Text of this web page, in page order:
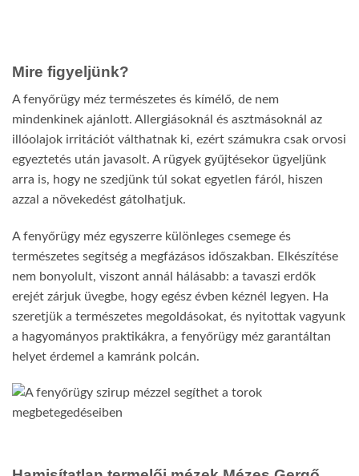
Mire figyeljünk?
A fenyőrügy méz természetes és kímélő, de nem
mindenkinek ajánlott. Allergiásoknál és asztmásoknál az
illóolajok irritációt válthatnak ki, ezért számukra csak orvosi
egyeztetés után javasolt. A rügyek gyűjtésekor ügyeljünk
arra is, hogy ne szedjünk túl sokat egyetlen fáról, hiszen
azzal a növekedést gátolhatjuk.
A fenyőrügy méz egyszerre különleges csemege és
természetes segítség a megfázásos időszakban. Elkészítése
nem bonyolult, viszont annál hálásabb: a tavaszi erdők
erejét zárjuk üvegbe, hogy egész évben kéznél legyen. Ha
szeretjük a természetes megoldásokat, és nyitottak vagyunk
a hagyományos praktikákra, a fenyőrügy méz garantáltan
helyet érdemel a kamránk polcán.